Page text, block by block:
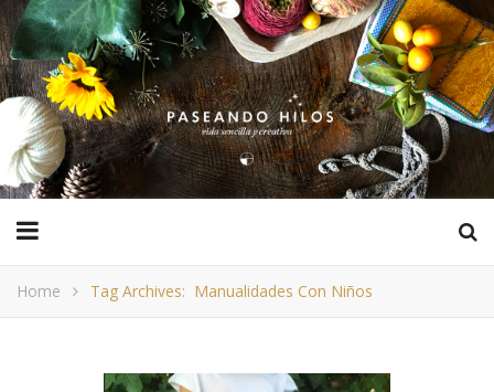
Home Tag Archives: Manualidades Con Niños